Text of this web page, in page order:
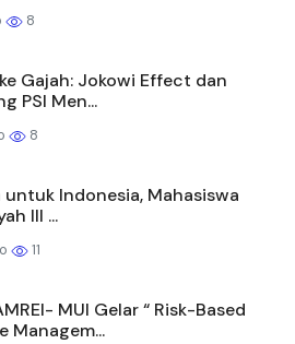
8
Gajah: Jokowi Effect dan
PSI Men...
8
untuk Indonesia, Mahasiswa
III ...
11
MUI Gelar “ Risk-Based
Managem...